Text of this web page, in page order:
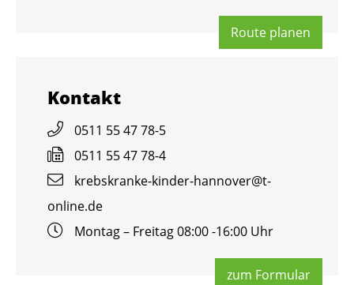
Route pla­nen
Kon­takt
0511 55 47 78-5
0511 55 47 78-4
krebs­kran­ke-kin­der-han­no­ver@​t-​
online.​de
Mon­tag – Frei­tag 08:00 -16:00 Uhr
zum For­mu­lar